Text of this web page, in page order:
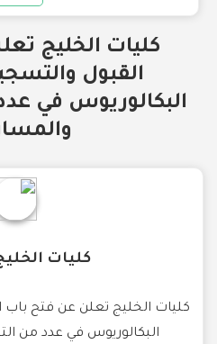
كليات الخليج
القبول
البكالوريوس في
كليات
كليات الخليج تعلن عن فتح باب
البكالوريوس في عدد من